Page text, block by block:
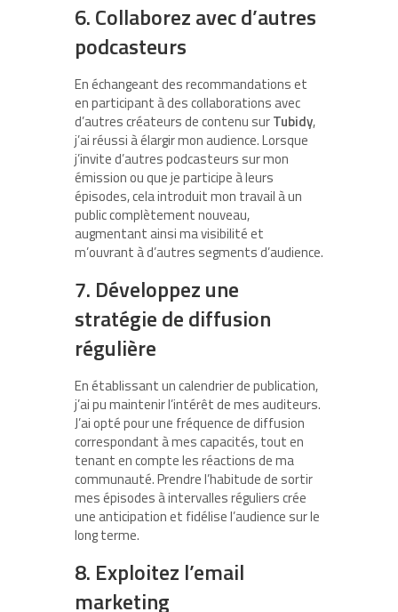
6. Collaborez avec d’autres
podcasteurs
En échangeant des recommandations et
en participant à des collaborations avec
d’autres créateurs de contenu surTubidy,
j’ai réussi à élargir mon audience. Lorsque
j’invite d’autres podcasteurs sur mon
émission ou que je participe à leurs
épisodes, cela introduit mon travail à un
public complètement nouveau,
augmentant ainsi ma visibilité et
m’ouvrant à d’autres segments d’audience.
7. Développez une
stratégie de diffusion
régulière
En établissant un calendrier de publication,
j’ai pu maintenir l’intérêt de mes auditeurs.
J’ai opté pour une fréquence de diffusion
correspondant à mes capacités, tout en
tenant en compte les réactions de ma
communauté. Prendre l’habitude de sortir
mes épisodes à intervalles réguliers crée
une anticipation et fidélise l’audience sur le
long terme.
8. Exploitez l’email
marketing